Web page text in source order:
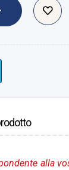
alla